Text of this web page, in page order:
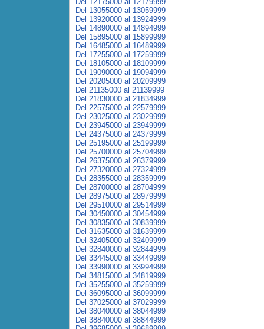
Del 13055000 al 13059999
Del 13920000 al 13924999
Del 14890000 al 14894999
Del 15895000 al 15899999
Del 16485000 al 16489999
Del 17255000 al 17259999
Del 18105000 al 18109999
Del 19090000 al 19094999
Del 20205000 al 20209999
Del 21135000 al 21139999
Del 21830000 al 21834999
Del 22575000 al 22579999
Del 23025000 al 23029999
Del 23945000 al 23949999
Del 24375000 al 24379999
Del 25195000 al 25199999
Del 25700000 al 25704999
Del 26375000 al 26379999
Del 27320000 al 27324999
Del 28355000 al 28359999
Del 28700000 al 28704999
Del 28975000 al 28979999
Del 29510000 al 29514999
Del 30450000 al 30454999
Del 30835000 al 30839999
Del 31635000 al 31639999
Del 32405000 al 32409999
Del 32840000 al 32844999
Del 33445000 al 33449999
Del 33990000 al 33994999
Del 34815000 al 34819999
Del 35255000 al 35259999
Del 36095000 al 36099999
Del 37025000 al 37029999
Del 38040000 al 38044999
Del 38840000 al 38844999